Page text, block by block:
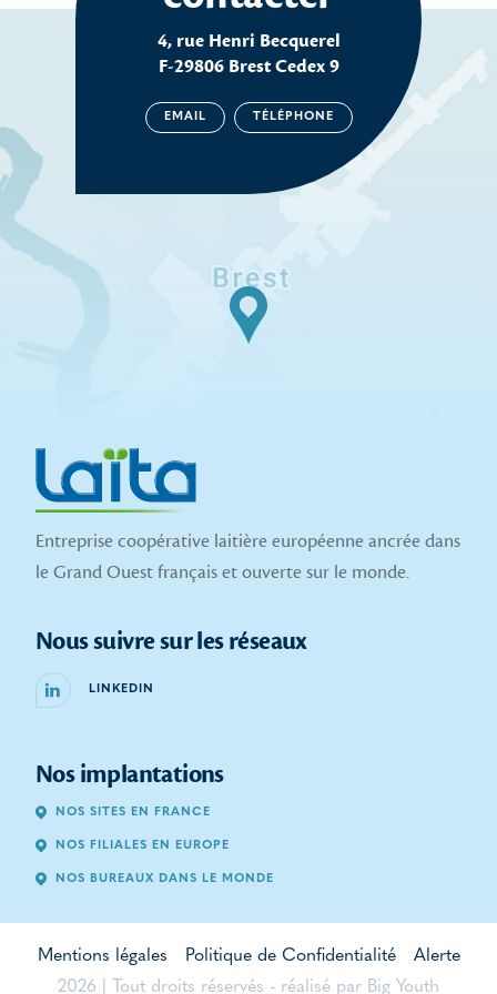
4, rue Henri Becquerel
F-29806 Brest Cedex 9
EMAIL TÉLÉPHONE
Entreprise coopérative laitière européenne ancrée dans
le Grand Ouest français et ouverte sur le monde.
Nous suivre sur les réseaux
LINKEDIN
Nos implantations
NOS SITES EN FRANCE
NOS FILIALES EN EUROPE
NOS BUREAUX DANS LE MONDE
Mentions légales Politique de Confidentialité
Alerte
2026 | Tout droits réservés - réalisé par Big Youth